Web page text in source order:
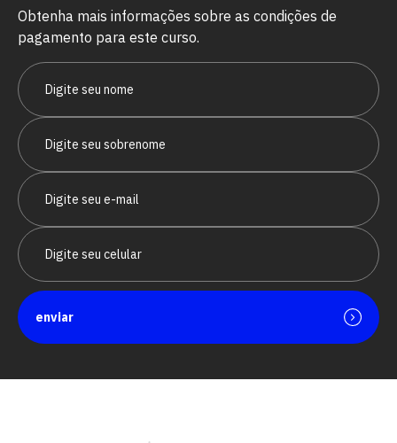
Obtenha mais informações sobre as condições de
pagamento para este curso.
enviar